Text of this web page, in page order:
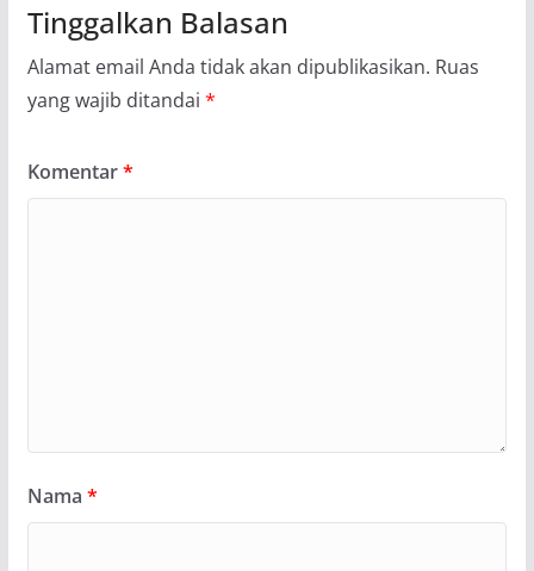
Tinggalkan Balasan
Alamat email Anda tidak akan dipublikasikan. Ruas
yang wajib ditandai *
Komentar*
Nama *